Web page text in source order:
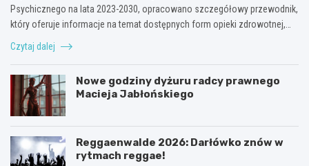
Psychicznego na lata 2023-2030, opracowano szczegółowy przewodnik,
który oferuje informacje na temat dostępnych form opieki zdrowotnej,…
Czytaj dalej
Nowe godziny dyżuru radcy prawnego
Macieja Jabłońskiego
Reggaenwalde 2026: Darłówko znów w
rytmach reggae!